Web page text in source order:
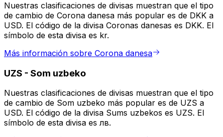
Nuestras clasificaciones de divisas muestran que el tipo
de cambio de Corona danesa más popular es de DKK a
USD. El código de la divisa Coronas danesas es DKK. El
símbolo de esta divisa es kr.
Más información sobre Corona danesa
UZS - Som uzbeko
Nuestras clasificaciones de divisas muestran que el tipo
de cambio de Som uzbeko más popular es de UZS a
USD. El código de la divisa Sums uzbekos es UZS. El
símbolo de esta divisa es лв.